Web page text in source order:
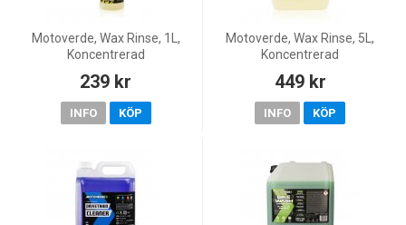
Motoverde, Wax Rinse, 1L,
Koncentrerad
239 kr
INFO KÖP
Motoverde, Wax Rinse, 5L,
Koncentrerad
449 kr
INFO KÖP